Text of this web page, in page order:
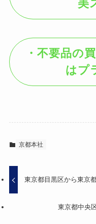
美
・不要品の
はプ
京都本社
東京都目黒区から東京
東京都中央